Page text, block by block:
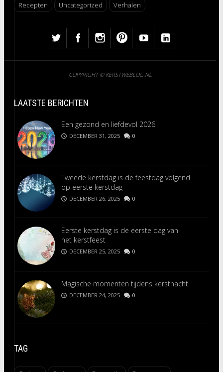
Recepten
Uncategorized Verhalen
COPYRIGHT © KERSTWEBLOG.NL
LAATSTE BERICHTEN
Een gezond en liefdevol 2026
DECEMBER 31, 2025 0
Tweede kerstdag is de feestdag volgend
op eerste kerstdag
DECEMBER 26, 2025 0
Eerste kerstdag is de eerste dag van
het kerstfeest
DECEMBER 25, 2025 0
Magische momenten tijdens kerstnacht
DECEMBER 24, 2025 0
TAG